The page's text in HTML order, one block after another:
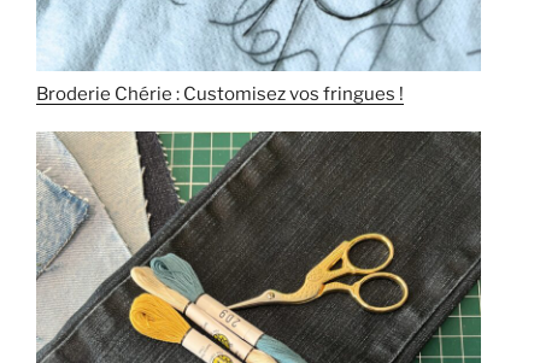
Broderie Chérie : Customisez vos fringues !